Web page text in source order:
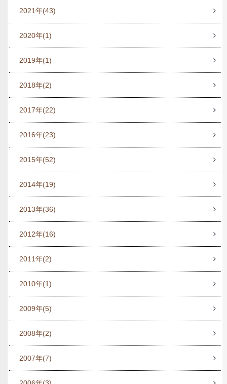
2021年(43)
2020年(1)
2019年(1)
2018年(2)
2017年(22)
2016年(23)
2015年(52)
2014年(19)
2013年(36)
2012年(16)
2011年(2)
2010年(1)
2009年(5)
2008年(2)
2007年(7)